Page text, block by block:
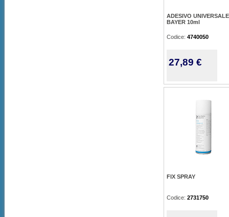
ADESIVO UNIVERSALE
BAYER 10ml
Codice: 4740050
27,89 €
FIX SPRAY
Codice: 2731750